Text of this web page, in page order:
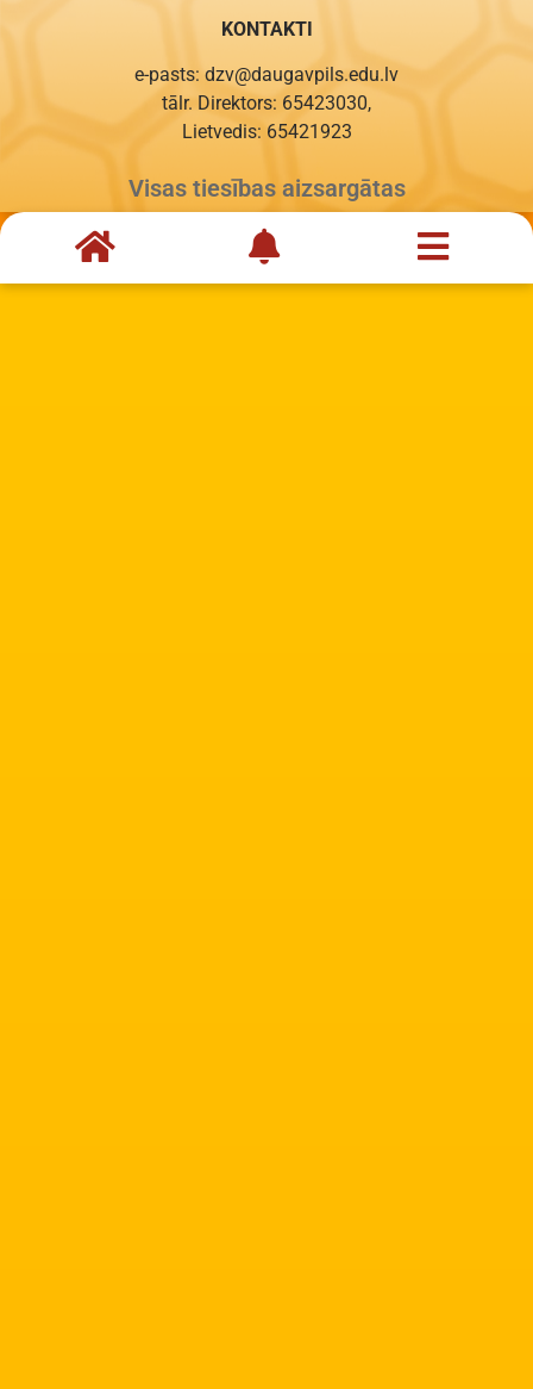
KONTAKTI
e-pasts: dzv@daugavpils.edu.lv
tālr. Direktors: 65423030,
Lietvedis: 65421923
Visas tiesības aizsargātas